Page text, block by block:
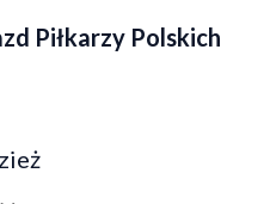
Piłkarzy Polskich